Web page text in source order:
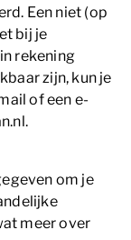
Een niet (op
bij je
rekening
zijn, kun je
of een e-
om je
meer over